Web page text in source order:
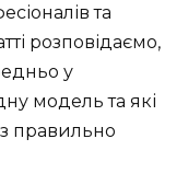
та
розповідаємо,
у
модель та які
правильно